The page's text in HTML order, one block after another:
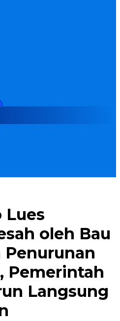
Lues
oleh Bau
Pemerintah
Langsung